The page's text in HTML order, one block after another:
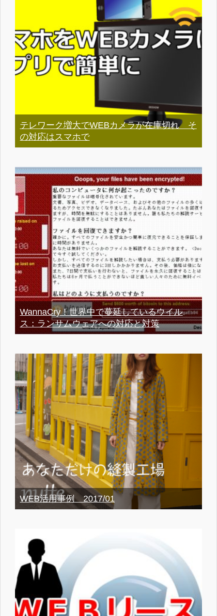
テレワーク増大でWEBカメラが在庫切れ そ
の対応はスマホで
WannaCry！世界中で蔓延しているウイル
ス：ランサムウェアへの対応と対策
WEB活用事例 2017/01